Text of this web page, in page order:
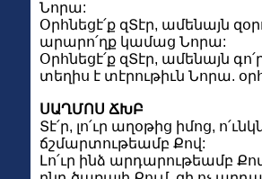
Նորա:
Օրհնեցէ՛ք զՏէր, ամենայն
արարո՛ղք կամաց Նորա:
Օրհնեցէ՛ք զՏէր, ամենայն
տեղիս է տէրութիւն Նորա.
ՍԱՂՄՈՍ ՃԽԲ
Տէ՛ր, լո՛ւր աղօթից իմոց,
ճշմարտութեամբ Քով:
Լո՛ւր ինձ արդարութեամբ